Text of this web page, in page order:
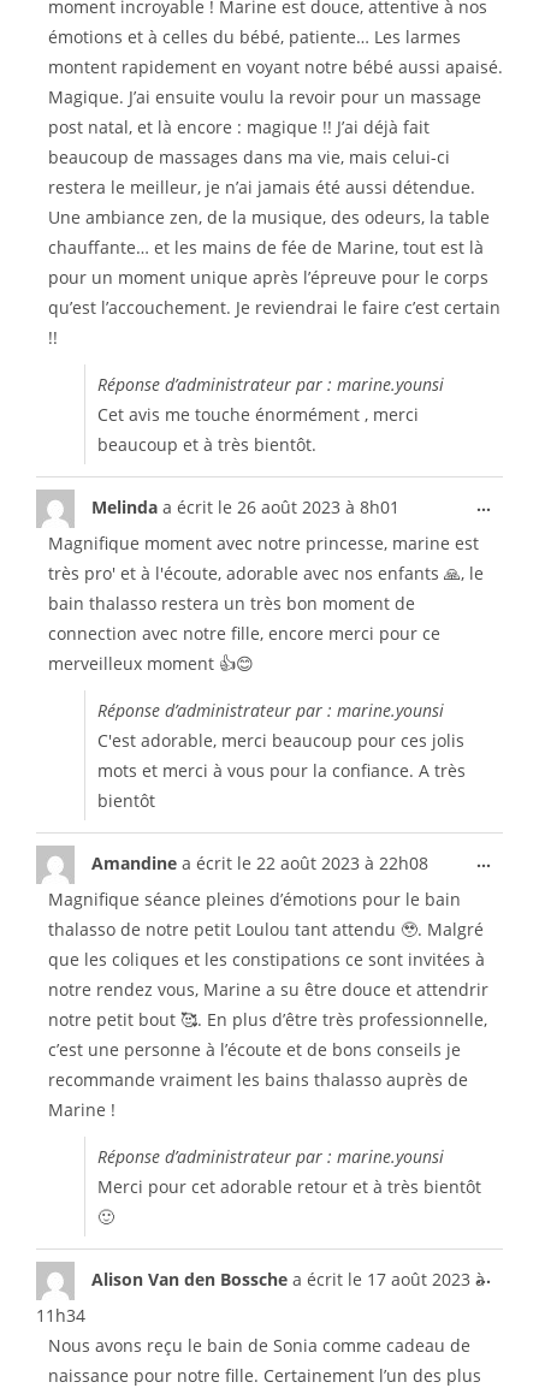
moment incroyable ! Marine est douce, attentive à nos
émotions et à celles du bébé, patiente… Les larmes
montent rapidement en voyant notre bébé aussi apaisé.
Magique. J’ai ensuite voulu la revoir pour un massage
post natal, et là encore : magique !! J’ai déjà fait
beaucoup de massages dans ma vie, mais celui-ci
restera le meilleur, je n’ai jamais été aussi détendue.
Une ambiance zen, de la musique, des odeurs, la table
chauffante… et les mains de fée de Marine, tout est là
pour un moment unique après l’épreuve pour le corps
qu’est l’accouchement. Je reviendrai le faire c’est certain
!!
Réponse d’administrateur par : marine.younsi
Cet avis me touche énormément , merci
beaucoup et à très bientôt.
Melinda a écrit le 26 août 2023 à 8h01
Magnifique moment avec notre princesse, marine est
très pro' et à l'écoute, adorable avec nos enfants 🙏, le
bain thalasso restera un très bon moment de
connection avec notre fille, encore merci pour ce
merveilleux moment 👍😊
Réponse d’administrateur par : marine.younsi
C'est adorable, merci beaucoup pour ces jolis
mots et merci à vous pour la confiance. A très
bientôt
...
Amandine a écrit le 22 août 2023 à 22h08
Magnifique séance pleines d’émotions pour le bain
thalasso de notre petit Loulou tant attendu 🥹. Malgré
que les coliques et les constipations ce sont invitées à
notre rendez vous, Marine a su être douce et attendrir
notre petit bout 🥰. En plus d’être très professionnelle,
c’est une personne à l’écoute et de bons conseils je
recommande vraiment les bains thalasso auprès de
Marine !
Réponse d’administrateur par : marine.younsi
Merci pour cet adorable retour et à très bientôt
🙂
...
Alison Van den Bossche a écrit le 17 août 2023 à
11h34
Nous avons reçu le bain de Sonia comme cadeau de
naissance pour notre fille. Certainement l’un des plus
...